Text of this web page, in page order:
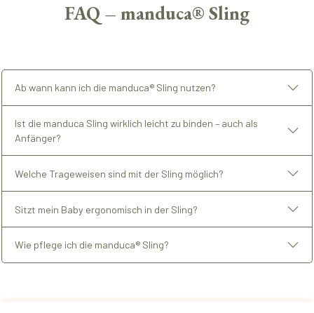
FAQ – manduca® Sling
Ab wann kann ich die manduca® Sling nutzen?
Ist die manduca Sling wirklich leicht zu binden – auch als
Anfänger?
Welche Trageweisen sind mit der Sling möglich?
Sitzt mein Baby ergonomisch in der Sling?
Wie pflege ich die manduca® Sling?